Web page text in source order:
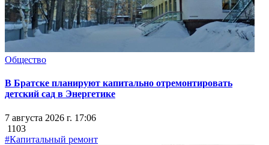
Общество
В Братске планируют капитально отремонтировать
детский сад в Энергетике
7 августа 2026 г. 17:06
1103
#Капитальный ремонт